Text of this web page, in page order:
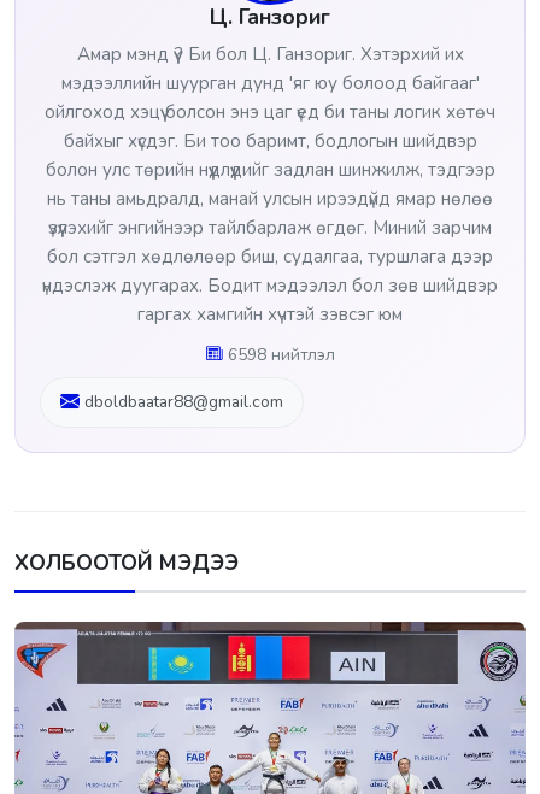
Ц. Ганзориг
Амар мэнд үү? Би бол Ц. Ганзориг. Хэтэрхий их
мэдээллийн шуурган дунд 'яг юу болоод байгааг'
ойлгоход хэцүү болсон энэ цаг үед би таны логик хөтөч
байхыг хүсдэг. Би тоо баримт, бодлогын шийдвэр
болон улс төрийн нүүдлүүдийг задлан шинжилж, тэдгээр
нь таны амьдралд, манай улсын ирээдүйд ямар нөлөө
үзүүлэхийг энгийнээр тайлбарлаж өгдөг. Миний зарчим
бол сэтгэл хөдлөлөөр биш, судалгаа, туршлага дээр
үндэслэж дуугарах. Бодит мэдээлэл бол зөв шийдвэр
гаргах хамгийн хүчтэй зэвсэг юм
6598 нийтлэл
dboldbaatar88@gmail.com
ХОЛБООТОЙ МЭДЭЭ